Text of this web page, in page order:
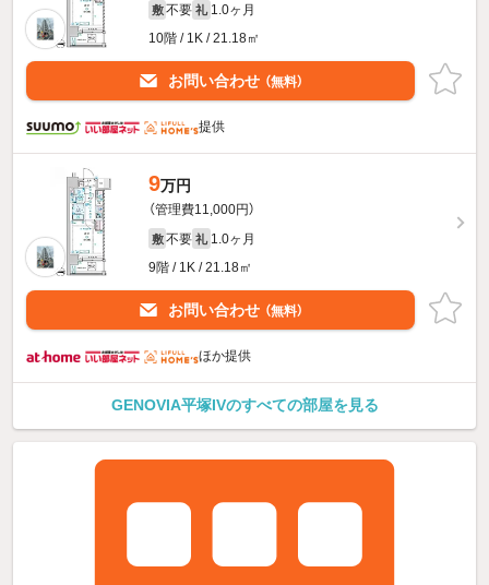
敷 不要 礼 1.0ヶ月
10階 / 1K / 21.18㎡
お問い合わせ （無料）
提供
9万円
（管理費11,000円）
敷 不要 礼 1.0ヶ月
9階 / 1K / 21.18㎡
お問い合わせ （無料）
ほか提供
GENOVIA平塚IVのすべての部屋を見る